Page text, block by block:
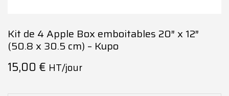
Kit de 4 Apple Box emboitables 20″ x 12″
(50.8 x 30.5 cm) – Kupo
15,00 € HT/jour